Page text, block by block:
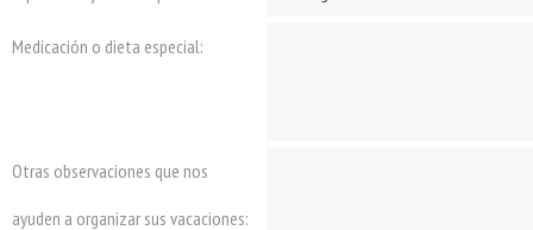
Medicación o dieta especial:
Otras observaciones que nos
ayuden a organizar sus vacaciones: